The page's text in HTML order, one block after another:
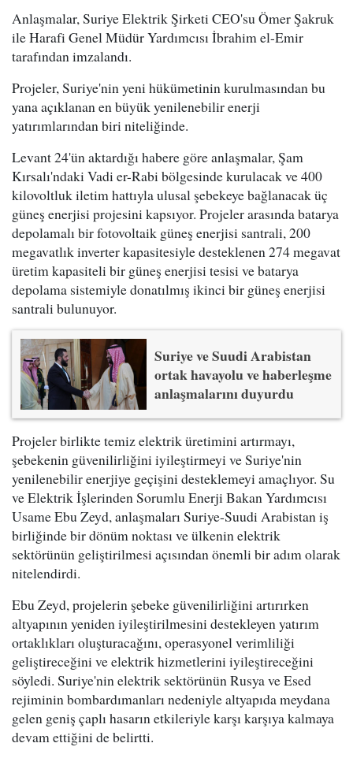
Anlaşmalar, Suriye Elektrik Şirketi CEO'su Ömer Şakruk
ile Harafi Genel Müdür Yardımcısı İbrahim el-Emir
tarafından imzalandı.
Projeler, Suriye'nin yeni hükümetinin kurulmasından bu
yana açıklanan en büyük yenilenebilir enerji
yatırımlarından biri niteliğinde.
Levant 24'ün aktardığı habere göre anlaşmalar, Şam
Kırsalı'ndaki Vadi er-Rabi bölgesinde kurulacak ve 400
kilovoltluk iletim hattıyla ulusal şebekeye bağlanacak üç
güneş enerjisi projesini kapsıyor. Projeler arasında batarya
depolamalı bir fotovoltaik güneş enerjisi santrali, 200
megavatlık inverter kapasitesiyle desteklenen 274 megavat
üretim kapasiteli bir güneş enerjisi tesisi ve batarya
depolama sistemiyle donatılmış ikinci bir güneş enerjisi
santrali bulunuyor.
Suriye ve Suudi Arabistan
ortak havayolu ve haberleşme
anlaşmalarını duyurdu
Projeler birlikte temiz elektrik üretimini artırmayı,
şebekenin güvenilirliğini iyileştirmeyi ve Suriye'nin
yenilenebilir enerjiye geçişini desteklemeyi amaçlıyor. Su
ve Elektrik İşlerinden Sorumlu Enerji Bakan Yardımcısı
Usame Ebu Zeyd, anlaşmaları Suriye-Suudi Arabistan iş
birliğinde bir dönüm noktası ve ülkenin elektrik
sektörünün geliştirilmesi açısından önemli bir adım olarak
nitelendirdi.
Ebu Zeyd, projelerin şebeke güvenilirliğini artırırken
altyapının yeniden iyileştirilmesini destekleyen yatırım
ortaklıkları oluşturacağını, operasyonel verimliliği
geliştireceğini ve elektrik hizmetlerini iyileştireceğini
söyledi. Suriye'nin elektrik sektörünün Rusya ve Esed
rejiminin bombardımanları nedeniyle altyapıda meydana
gelen geniş çaplı hasarın etkileriyle karşı karşıya kalmaya
devam ettiğini de belirtti.